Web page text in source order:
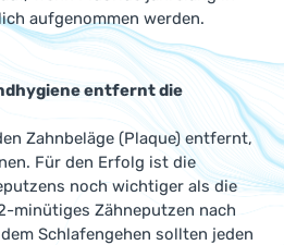
aufgenommen werden.
entfernt die
Zahnbeläge (Plaque) entfernt,
Für den Erfolg ist die
noch wichtiger als die
minütiges Zähneputzen nach
Schlafengehen sollten jeden